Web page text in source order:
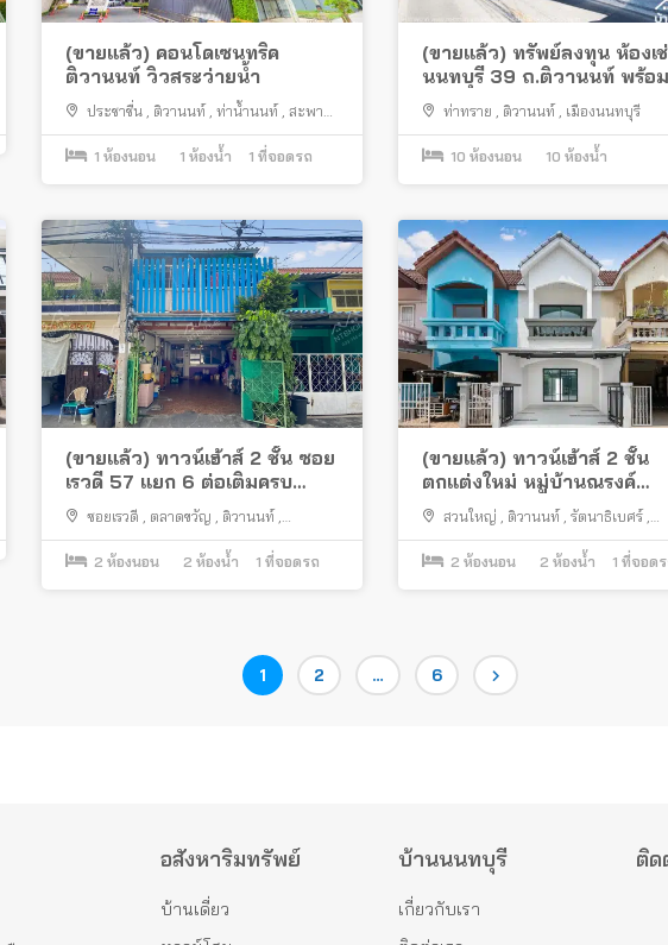
(ขายแล้ว) คอนโดเซนทริค
ติวานนท์ วิวสระว่ายน้ำ
ประชาชื่น , ติวานนท์ , ท่าน้ำนนท์ , สะพาน
พระราม 5 , เมืองนนทบุรี
1 ห้องนอน 1 ห้องน้ำ 1 ที่จอดรถ
(ขายแล้ว) ทรัพย์ลงทุน ห้องเ
นนทบุรี 39 ถ.ติวานนท์ พร้อม
ดำเนินกิจการต่อ
ท่าทราย , ติวานนท์ , เมืองนนทบุรี
10 ห้องนอน 10 ห้องน้ำ
(ขายแล้ว) ทาวน์เฮ้าส์ 2 ชั้น ซอย
เรวดี 57 แยก 6 ต่อเติมครบ
ทำเลดีใกล้รถไฟฟ้า
ซอยเรวดี ตลาดขวัญ ติวานนท์
เมืองนนทบุรี
2 ห้องนอน 2 ห้องน้ำ 1 ที่จอดรถ
(ขายแล้ว) ทาวน์เฮ้าส์ 2 ชั้น
ตกแต่งใหม่ หมู่บ้านณรงค์
สุขนิเวศน์ ติวานนท์-รัตนาธิเบ
ทำเลดี ติดถนนใหญ่
สวนใหญ่ ติวานนท์ รัตนาธิเบศร์
เมืองนนทบุรี
2 ห้องนอน 2 ห้องน้ำ 1 ที่จอด
Page
1 Page
2 … Page
6
อสังหาริมทรัพย์
บ้านเดี่ยว
บ้านนนทบุรี
เกี่ยวกับเรา
ติด